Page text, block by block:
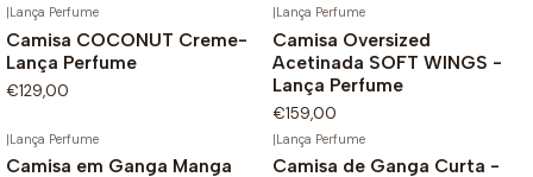
Novo
Lança Perfume
Camisa COCONUT Creme-
Lança Perfume
€129,00
Lança Perfume
Camisa Oversized
Acetinada SOFT WINGS -
Lança Perfume
€159,00
|Lança Perfume
Camisa em Ganga Manga
|Lança Perfume
Camisa de Ganga Curta -